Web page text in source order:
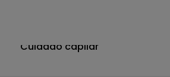
Cuidado capilar